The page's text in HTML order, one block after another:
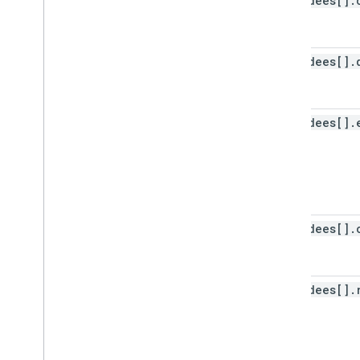
attendees[] .
attendees[] .
attendees[] .
attendees[] .